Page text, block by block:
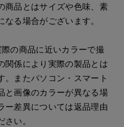
商品とはサイズや色味、素
る場合がございます。
の商品に近いカラーで撮
関係により実際の製品とは
。またパソコン・スマート
と画像のカラーが異なる場
ー差異については返品理由
い。